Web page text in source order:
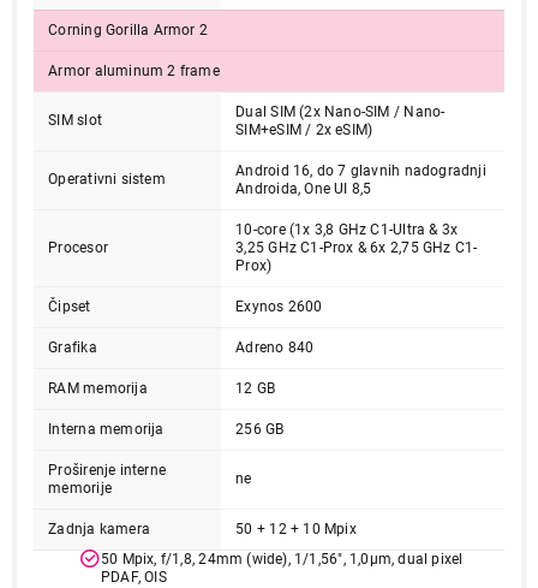
Corning Gorilla Armor 2
Armor aluminum 2 frame
SIM slot
Dual SIM (2x Nano-SIM / Nano-
SIM+eSIM / 2x eSIM)
Operativni sistem
Android 16, do 7 glavnih nadogradnji
Androida, One UI 8,5
Procesor
10-core (1x 3,8 GHz C1-Ultra & 3x
3,25 GHz C1-Prox & 6x 2,75 GHz C1-
Prox)
Čipset Exynos 2600
Grafika Adreno 840
RAM memorija 12 GB
Interna memorija 256 GB
Proširenje interne
memorije
ne
Zadnja kamera
50 + 12 + 10 Mpix
50 Mpix, f/1,8, 24mm (wide), 1/1,56", 1,0µm, dual pixel
PDAF, OIS
94.999,00
SAMSUNG Galaxy S26 12GB/256GB Black
SM-S942BZKGEUC
Ukupno u korpi: 0,00
Nastavi kupovinu